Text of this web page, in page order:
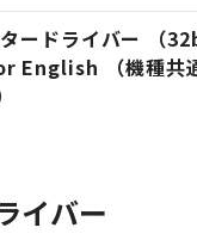
ードライバー （
English （機種共
イバー